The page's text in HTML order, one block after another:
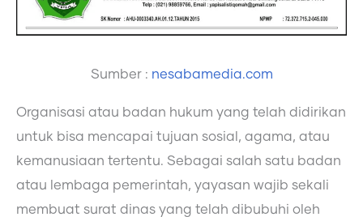
Sumber : nesabamedia.com
Organisasi atau badan hukum yang telah didirikan
untuk bisa mencapai tujuan sosial, agama, atau
kemanusiaan tertentu. Sebagai salah satu badan
atau lembaga pemerintah, yayasan wajib sekali
membuat surat dinas yang telah dibubuhi oleh